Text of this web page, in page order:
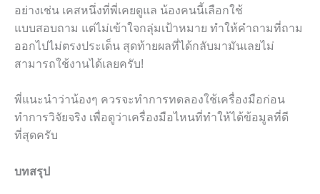
อย่างเช่น เคสหนึ่งที่พี่เคยดูแล น้องคนนี้เลือกใช้
แบบสอบถาม แต่ไม่เข้าใจกลุ่มเป้าหมาย ทำให้คำถามที่ถาม
ออกไปไม่ตรงประเด็น สุดท้ายผลที่ได้กลับมามันเลยไม่
สามารถใช้งานได้เลยครับ!
พี่แนะนำว่าน้องๆ ควรจะทำการทดลองใช้เครื่องมือก่อน
ทำการวิจัยจริง เพื่อดูว่าเครื่องมือไหนที่ทำให้ได้ข้อมูลที่ดี
ที่สุดครับ
บทสรุป